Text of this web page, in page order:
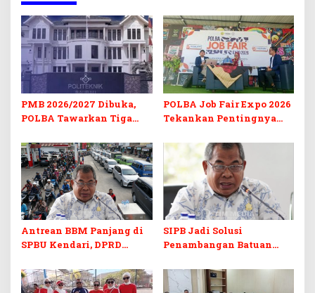
PMB 2026/2027 Dibuka,
POLBA Tawarkan Tiga
Kuliah Gratis
POLBA Job Fair Expo 2026
Tekankan Pentingnya
Digital
Antrean BBM Panjang di
SPBU Kendari, DPRD
Barcode Curang
SIPB Jadi Solusi
Penambangan Batuan
di Sultra